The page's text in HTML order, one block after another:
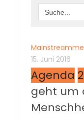
Search
for:
15. Juni 2016
Agenda
geht um